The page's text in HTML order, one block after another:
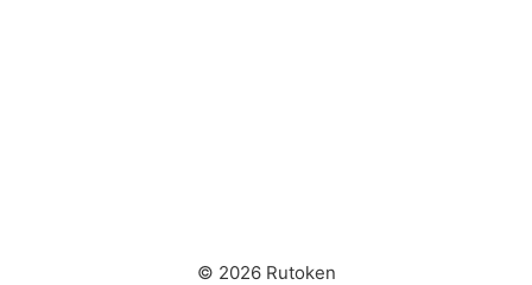
© 2026 Rutoken